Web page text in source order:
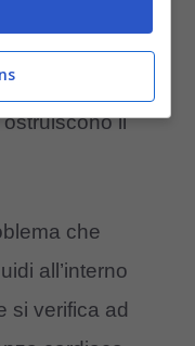
a livello
di corpi
il
che
all’interno
si verifica ad